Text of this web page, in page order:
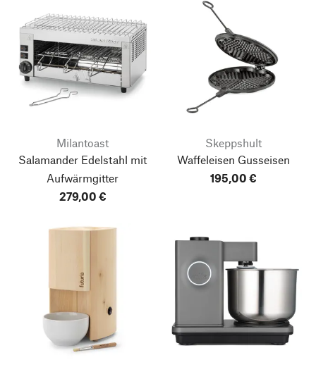
Milantoast
Salamander Edelstahl mit
Aufwärmgitter
279,00 €
Skeppshult
Waffeleisen Gusseisen
195,00 €